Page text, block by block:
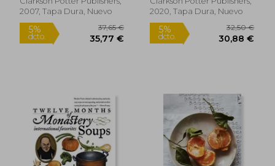
2007, Tapa Dura, Nuevo
2020, Tapa Dura, Nuevo